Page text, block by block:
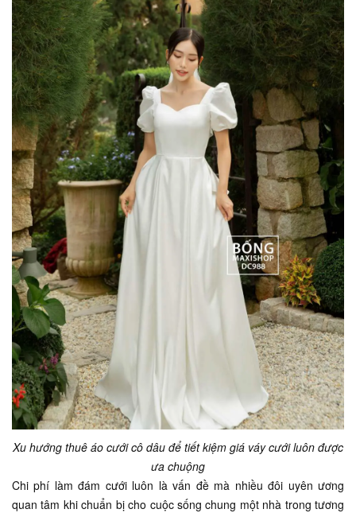
Xu hướng thuê áo cưới cô dâu để tiết kiệm giá váy cưới luôn được
ưa chuộng
Chi phí làm đám cưới luôn là vấn đề mà nhiều đôi uyên ương
quan tâm khi chuẩn bị cho cuộc sống chung một nhà trong tương